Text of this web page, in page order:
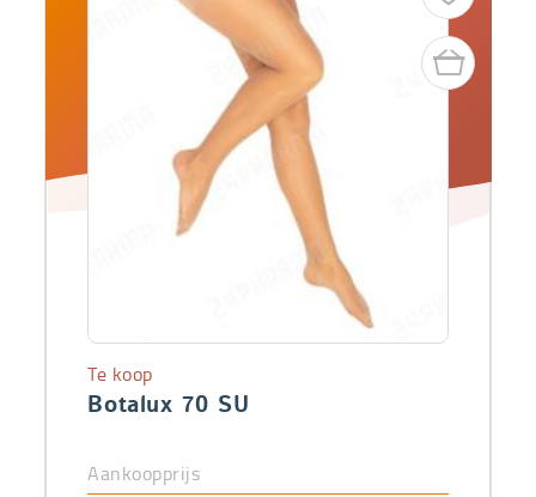
Botalux 70 SU
Te koop
Aankoopprijs